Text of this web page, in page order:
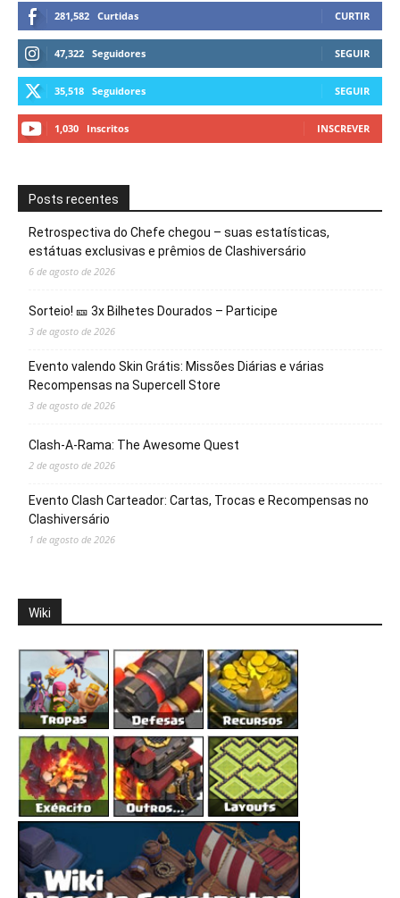
281,582 Curtidas CURTIR
47,322 Seguidores SEGUIR
35,518 Seguidores SEGUIR
1,030 Inscritos INSCREVER
Posts recentes
Retrospectiva do Chefe chegou – suas estatísticas,
estátuas exclusivas e prêmios de Clashiversário
6 de agosto de 2026
Sorteio! 🎫 3x Bilhetes Dourados – Participe
3 de agosto de 2026
Evento valendo Skin Grátis: Missões Diárias e várias
Recompensas na Supercell Store
3 de agosto de 2026
Clash-A-Rama: The Awesome Quest
2 de agosto de 2026
Evento Clash Carteador: Cartas, Trocas e Recompensas no
Clashiversário
1 de agosto de 2026
Wiki